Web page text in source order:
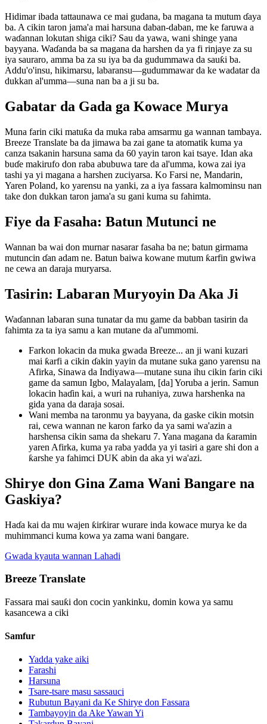
Hidimar ibada tattaunawa ce mai gudana, ba magana ta mutum ɗaya
ba. A cikin taron jama'a mai harsuna daban-daban, me ke faruwa a
waɗannan lokutan shiga ciki? Sau da yawa, wani shinge yana
bayyana. Waɗanda ba sa magana da harshen da ya fi rinjaye za su
iya sauraro, amma ba za su iya ba da gudummawa da sauƙi ba.
Addu'o'insu, hikimarsu, labaransu—gudummawar da ke wadatar da
dukkan al'umma—suna nan ba a ji su ba.
Gabatar da Gada ga Kowace Murya
Muna farin ciki matuƙa da muka raba amsarmu ga wannan tambaya.
Breeze Translate ba da jimawa ba zai gane ta atomatik kuma ya
canza tsakanin harsuna sama da 60 yayin taron kai tsaye. Idan aka
buɗe makirufo don raba abubuwa tare da al'umma, kowa zai iya
tashi ya yi magana a harshen zuciyarsa. Ko Farsi ne, Mandarin,
Yaren Poland, ko yarensu na yanki, za a iya fassara kalmominsu nan
take don dukkan taron jama'a su gani kuma su fahimta.
Fiye da Fasaha: Batun Mutunci ne
Wannan ba wai don murnar nasarar fasaha ba ne; batun girmama
mutuncin ɗan adam ne. Batun baiwa kowane mutum ƙarfin gwiwa
ne cewa an daraja muryarsa.
Tasirin: Labaran Muryoyin Da Aka Ji
Waɗannan labaran suna tunatar da mu game da babban tasirin da
fahimta za ta iya samu a kan mutane da al'ummomi.
Farkon lokacin da muka gwada Breeze... an ji wani kuzari
mai ƙarfi a cikin ɗakin yayin da mutane suka gano yarensu na
Afirka, Sinawa da Indiyawa—mutane suna ihu cikin farin ciki
game da samun Igbo, Malayalam, [da] Yoruba a jerin. Samun
lokacin haɗin kai, a wuri na ruhaniya, zuwa harshenka na
gida yana da daraja sosai.
Wani memba na taronmu ya bayyana, da gaske cikin motsin
rai, cewa wannan ne karon farko da ya sami wa'azin a
harshensa cikin sama da shekaru 7. Yana magana da ƙaramin
yaren Afirka, kuma ya raba yadda ya yi tasiri a gare shi don a
ƙarshe ya fahimci DUK abin da aka yi wa'azi.
Shirye don Gina Zama Wani Bangare na
Gaskiya?
Haɗa kai da mu wajen ƙirƙirar wurare inda kowace murya ke da
muhimmanci kuma kowa ya zama wani ɓangare.
Gwada kyauta wannan Lahadi
Breeze Translate
Fassara mai sauƙi don cocin yankinku, domin kowa ya samu
kasancewa a ciki
Samfur
Yadda yake aiki
Farashi
Harsuna
Tsare-tsare masu sassauci
Rubutun Bayani da Ke Shirye don Fassara
Tambayoyin da Ake Yawan Yi